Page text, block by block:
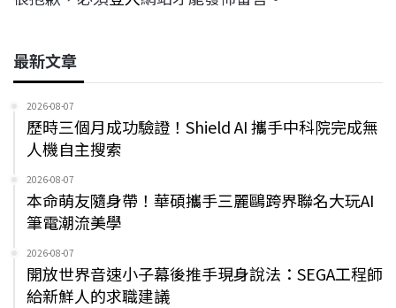
最新文章
2026-08-07
歷時三個月成功驗證！Shield AI 攜手中科院完成無
人機自主搜索
2026-08-07
本命萌友隨身帶！華碩攜手三麗鷗跨界聯名大玩AI
筆電潮流美學
2026-08-07
開放世界音速小子幕後推手現身說法：SEGA工程師
給新鮮人的求職建議